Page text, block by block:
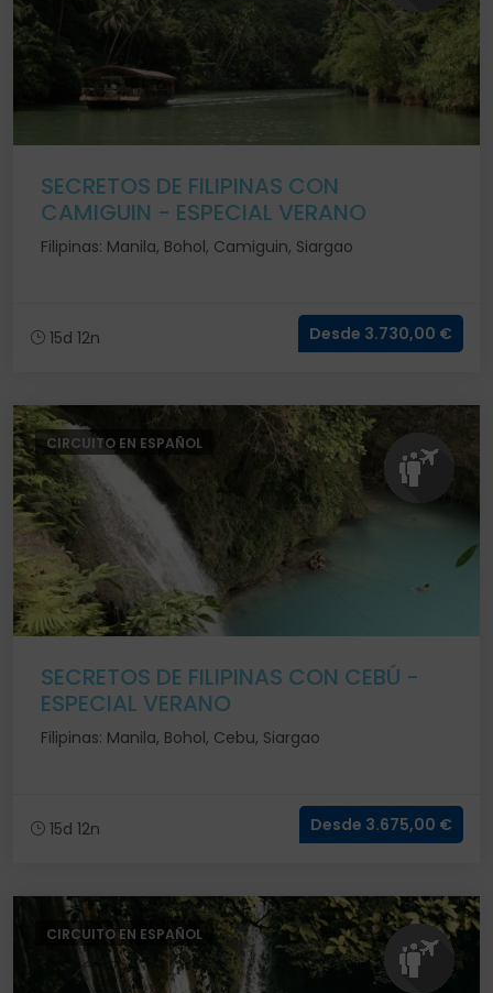
SECRETOS DE FILIPINAS CON
CAMIGUIN - ESPECIAL VERANO
Filipinas: Manila, Bohol, Camiguin, Siargao
15d 12n Desde 3.730,00 €
CIRCUITO EN ESPAÑOL
SECRETOS DE FILIPINAS CON CEBÚ -
ESPECIAL VERANO
Filipinas: Manila, Bohol, Cebu, Siargao
15d 12n Desde 3.675,00 €
CIRCUITO EN ESPAÑOL